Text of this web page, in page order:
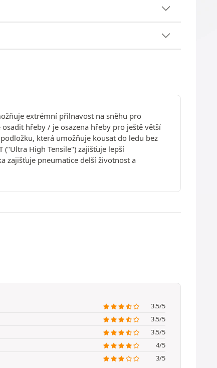
extrémní přilnavost na sněhu pro
hřeby / je osazena hřeby pro ještě větší
která umožňuje kousat do ledu bez
High Tensile") zajišťuje lepší
zajišťuje pneumatice delší životnost a
3.5/5
3.5/5
3.5/5
4/5
3/5